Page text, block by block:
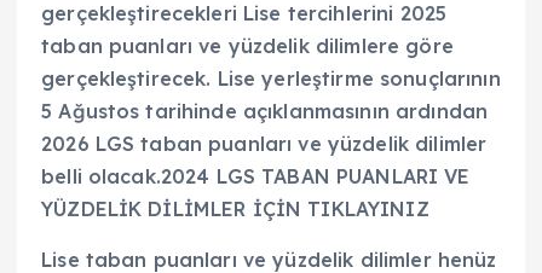
gerçekleştirecekleri Lise tercihlerini 2025
taban puanları ve yüzdelik dilimlere göre
gerçekleştirecek. Lise yerleştirme sonuçlarının
5 Ağustos tarihinde açıklanmasının ardından
2026 LGS taban puanları ve yüzdelik dilimler
belli olacak.2024 LGS TABAN PUANLARI VE
YÜZDELİK DİLİMLER İÇİN TIKLAYINIZ
Lise taban puanları ve yüzdelik dilimler henüz